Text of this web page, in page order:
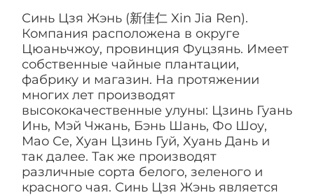
Синь Цзя Жэнь (新佳仁 Xin Jia Ren).
Компания расположена в округе
Цюаньчжоу, провинция Фуцзянь. Имеет
собственные чайные плантации,
фабрику и магазин. На протяжении
многих лет производят
высококачественные улуны: Цзинь Гуань
Инь, Мэй Чжань, Бэнь Шань, Фо Шоу,
Мао Се, Хуан Цзинь Гуй, Хуань Дань и
так далее. Так же производят
различные сорта белого, зеленого и
красного чая. Синь Цзя Жэнь является